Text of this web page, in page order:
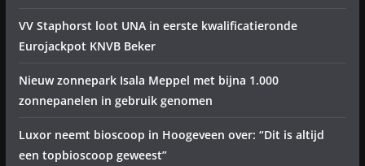
VV Staphorst loot UNA in eerste kwalificatieronde
Eurojackpot KNVB Beker
Nieuw zonnepark Isala Meppel met bijna 1.000
zonnepanelen in gebruik genomen
Luxor neemt bioscoop in Hoogeveen over: “Dit is altijd
een topbioscoop geweest”